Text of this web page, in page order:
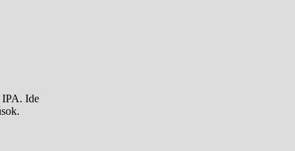
IPA. Ide